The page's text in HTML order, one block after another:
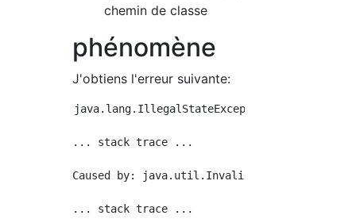
chemin de classe
phénomène
J'obtiens l'erreur suivante:
java.lang.IllegalStateException: Failed to
... stack trace ...
Caused by:
... stack trace ...